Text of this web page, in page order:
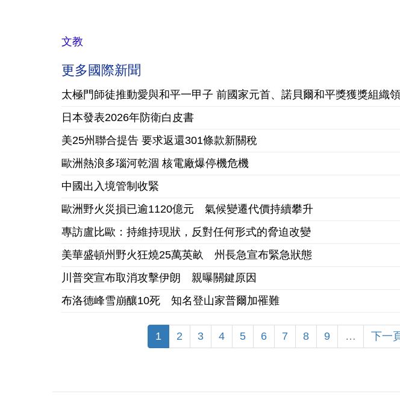
文教
更多國際新聞
太極門師徒推動愛與和平一甲子 前國家元首、諾貝爾和平獎獲獎組織
日本發表2026年防衛白皮書
美25州聯合提告 要求返還301條款新關稅
歐洲熱浪多瑙河乾涸 核電廠爆停機危機
中國出入境管制收緊
歐洲野火災損已逾1120億元 氣候變遷代價持續攀升
專訪盧比歐：持維持現狀，反對任何形式的脅迫改變
美華盛頓州野火狂燒25萬英畝 州長急宣布緊急狀態
川普突宣布取消攻擊伊朗 親曝關鍵原因
布洛德峰雪崩釀10死 知名登山家普爾加罹難
1 2 3 4 5 6 7 8 9 … 下一